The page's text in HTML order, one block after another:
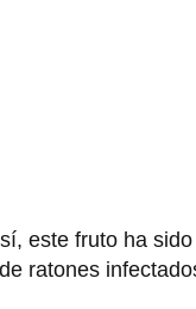
este fruto ha
ratones